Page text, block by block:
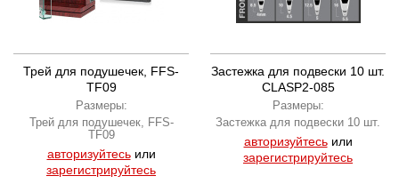
Трей для подушечек, FFS-
TF09
Размеры:
Трей для подушечек, FFS-
TF09
авторизуйтесьили
зарегистрируйтесь
Застежка для подвески 10 шт.
CLASP2-085
Размеры:
Застежка для подвески 10 шт.
авторизуйтесьили
зарегистрируйтесь